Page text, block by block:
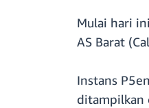
Mulai hari
AS Barat
Instans
ditampilkan